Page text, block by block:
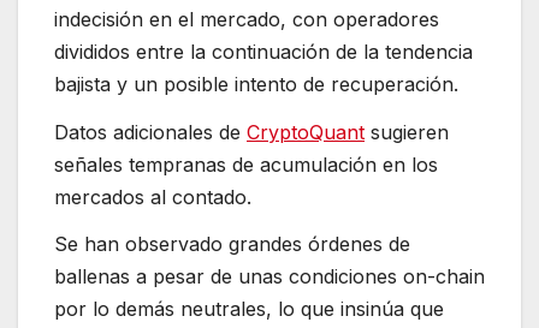
indecisión en el mercado, con operadores
divididos entre la continuación de la tendencia
bajista y un posible intento de recuperación.
Datos adicionales de CryptoQuant sugieren
señales tempranas de acumulación en los
mercados al contado.
Se han observado grandes órdenes de
ballenas a pesar de unas condiciones on-chain
por lo demás neutrales, lo que insinúa que